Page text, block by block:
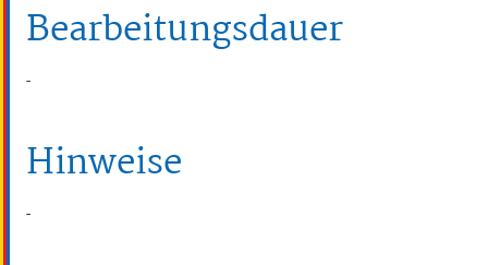
Bearbeitungsdauer
-
Hinweise
-